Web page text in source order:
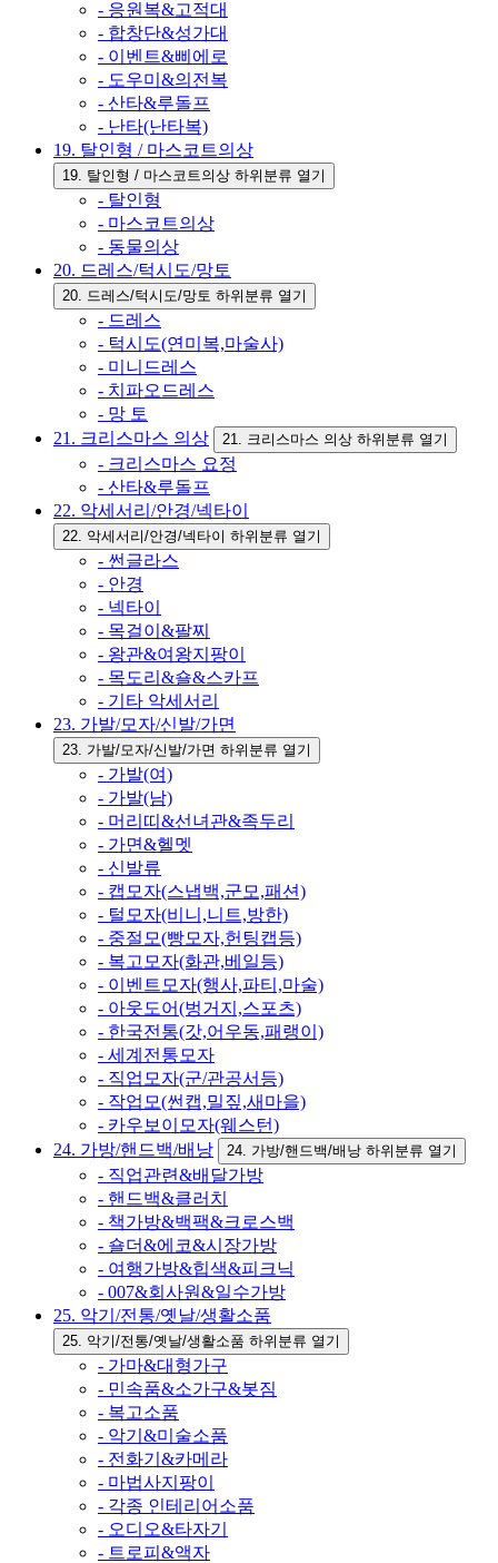
- 응원복&고적대
- 합창단&성가대
- 이벤트&삐에로
- 도우미&의전복
- 산타&루돌프
- 난타(난타복)
19. 탈인형 / 마스코트의상
19. 탈인형 / 마스코트의상 하위분류 열기
- 탈인형
- 마스코트의상
- 동물의상
20. 드레스/턱시도/망토
20. 드레스/턱시도/망토 하위분류 열기
- 드레스
- 턱시도(연미복,마술사)
- 미니드레스
- 치파오드레스
- 망 토
21. 크리스마스 의상
21. 크리스마스 의상 하위분류 열기
- 크리스마스 요정
- 산타&루돌프
22. 악세서리/안경/넥타이
22. 악세서리/안경/넥타이 하위분류 열기
- 썬글라스
- 안경
- 넥타이
- 목걸이&팔찌
- 왕관&여왕지팡이
- 목도리&숄&스카프
- 기타 악세서리
23. 가발/모자/신발/가면
23. 가발/모자/신발/가면 하위분류 열기
- 가발(여)
- 가발(남)
- 머리띠&선녀관&족두리
- 가면&헬멧
- 신발류
- 캡모자(스냅백,군모,패션)
- 털모자(비니,니트,방한)
- 중절모(빵모자,헌팅캡등)
- 복고모자(화관,베일등)
- 이벤트모자(행사,파티,마술)
- 아웃도어(벙거지,스포츠)
- 한국전통(갓,어우동,패랭이)
- 세계전통모자
- 직업모자(군/관공서등)
- 작업모(썬캡,밀짚,새마을)
- 카우보이모자(웨스턴)
24. 가방/핸드백/배낭
24. 가방/핸드백/배낭 하위분류 열기
- 직업관련&배달가방
- 핸드백&클러치
- 책가방&백팩&크로스백
- 숄더&에코&시장가방
- 여행가방&힙색&피크닉
- 007&회사원&일수가방
25. 악기/전통/옛날/생활소품
25. 악기/전통/옛날/생활소품 하위분류 열기
- 가마&대형가구
- 민속품&소가구&봇짐
- 복고소품
- 악기&미술소품
- 전화기&카메라
- 마법사지팡이
- 각종 인테리어소품
- 오디오&타자기
- 트로피&액자